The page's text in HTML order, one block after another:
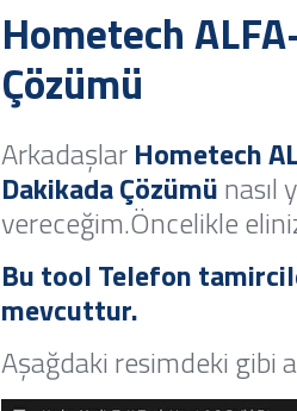
Hometech
Çözümü
ArkadaşlarHometech
Dakikada Çözümünasıl
vereceğim.Öncelikle
Bu tool Telefon
mevcuttur.
Aşağdaki resimdeki gibi